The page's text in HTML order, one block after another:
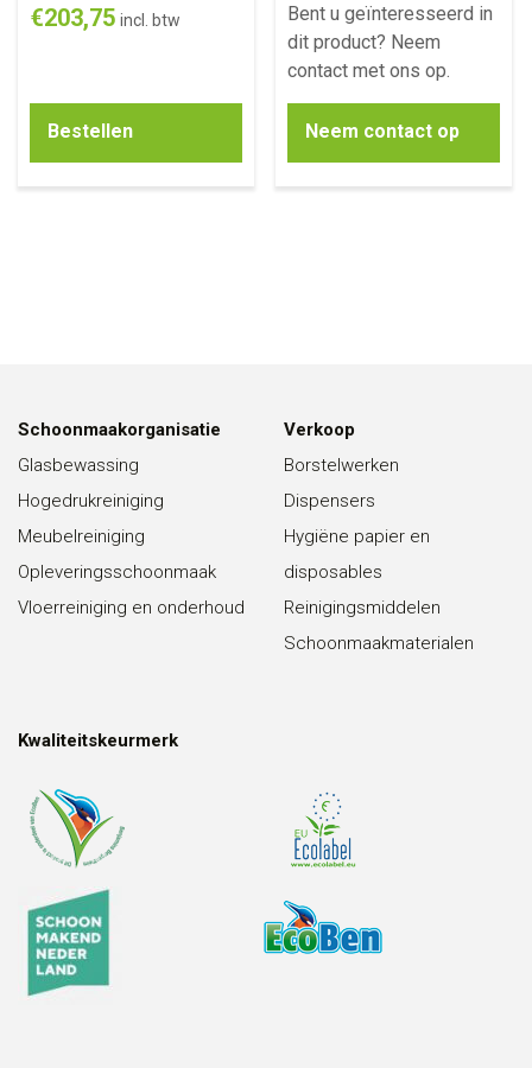
€203,75 incl. btw
Bestellen
Bent u geïnteresseerd in
dit product? Neem
contact met ons op.
Neem contact op
Schoonmaakorganisatie
Glasbewassing
Hogedrukreiniging
Meubelreiniging
Opleveringsschoonmaak
Vloerreiniging en onderhoud
Verkoop
Borstelwerken
Dispensers
Hygiëne papier en
disposables
Reinigingsmiddelen
Schoonmaakmaterialen
Kwaliteitskeurmerk